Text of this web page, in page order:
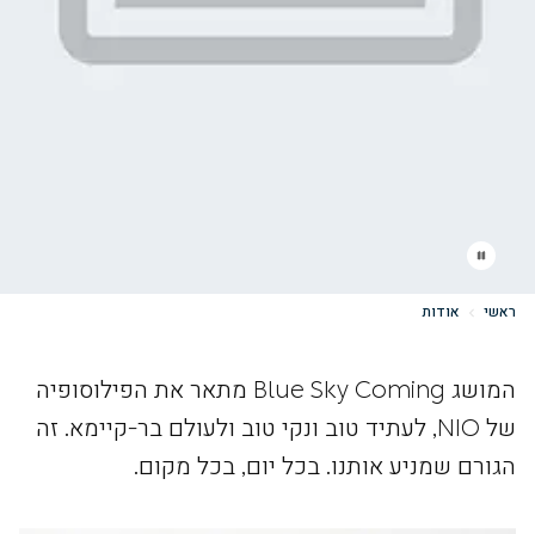
ראשי אודות
המושג Blue Sky Coming מתאר את הפילוסופיה
של NIO, לעתיד טוב ונקי טוב ולעולם בר-קיימא. זה
הגורם שמניע אותנו. בכל יום, בכל מקום.